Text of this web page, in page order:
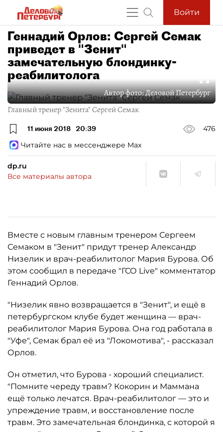
Войти
Геннадий Орлов: Сергей Семак
приведет в "Зенит"
замечательную блондинку-
реабилитолога
Автор фото:Деловой Петербург
Главный тренер "Зенита" Сергей Семак
11 июня 2018 20:39
476
Читайте нас в мессенджере Max
dp.ru
Все материалы автора
Вместе с новым главным тренером Сергеем
Семаком в "Зенит" придут тренер Александр
Низелик и врач-реабилитолог Мария Бурова. Об
этом сообщил в передаче "ГСО Live" комментатор
Геннадий Орлов.
"Низелик явно возвращается в "Зенит", и ещё в
петербургском клубе будет женщина — врач-
реабилитолог Мария Бурова. Она год работала в
"Уфе", Семак брал её из "Локомотива", - рассказал
Орлов.
Он отметил, что Бурова - хороший специалист.
"Помните череду травм? Кокорин и Маммана
ещё только лечатся. Врач-реабилитолог — это и
упреждение травм, и восстановление после
травм. Это замечательная блондинка, с которой я